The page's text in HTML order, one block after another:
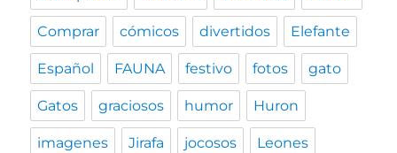
Comprar cómicos divertidos Elefante
Español FAUNA festivo fotos gato
Gatos graciosos humor Huron
imagenes Jirafa jocosos Leones